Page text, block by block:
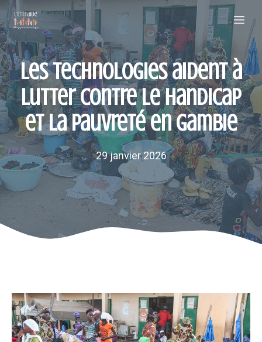
Aller
au
contenu
Les technologies aident à
lutter contre le handicap
et la pauvreté en Gambie
29 janvier 2026